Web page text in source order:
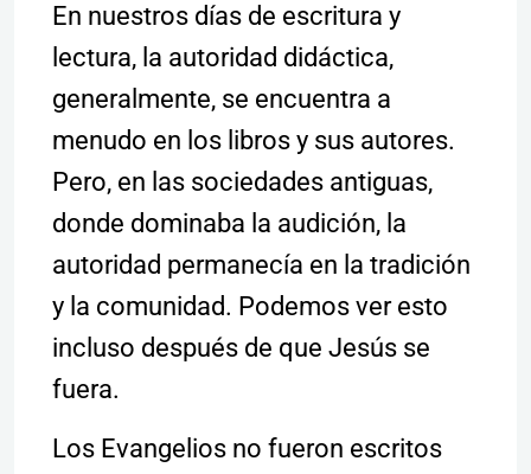
En nuestros días de escritura y
lectura, la autoridad didáctica,
generalmente, se encuentra a
menudo en los libros y sus autores.
Pero, en las sociedades antiguas,
donde dominaba la audición, la
autoridad permanecía en la tradición
y la comunidad. Podemos ver esto
incluso después de que Jesús se
fuera.
Los Evangelios no fueron escritos